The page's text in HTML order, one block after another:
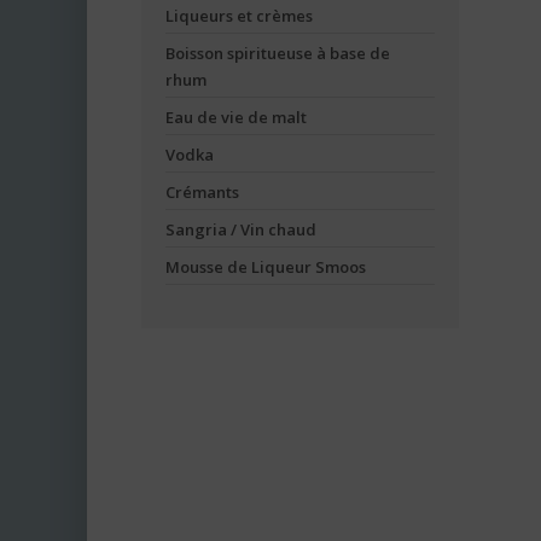
Liqueurs et crèmes
Boisson spiritueuse à base de
rhum
Eau de vie de malt
Vodka
Crémants
Sangria / Vin chaud
Mousse de Liqueur Smoos